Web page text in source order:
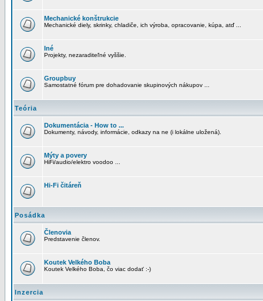
Mechanické konštrukcie
Mechanické diely, skrinky, chladiče, ich výroba, opracovanie, kúpa, atď ...
Iné
Projekty, nezaraditeľné vyššie.
Groupbuy
Samostatné fórum pre dohadovanie skupinových nákupov ...
Teória
Dokumentácia - How to ...
Dokumenty, návody, informácie, odkazy na ne (i lokálne uložená).
Mýty a povery
HiFi/audio/elektro voodoo ...
Hi-Fi čitáreň
Posádka
Členovia
Predstavenie členov.
Koutek Velkého Boba
Koutek Velkého Boba, čo viac dodať :-)
Inzercia